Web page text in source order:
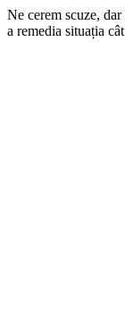
Ne cerem scuze,
a remedia situația